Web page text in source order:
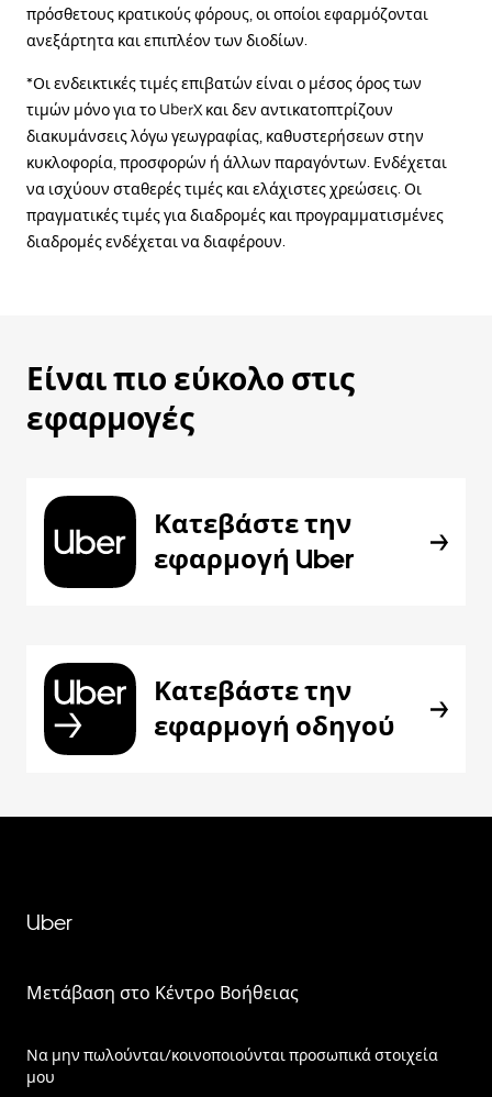
πρόσθετους κρατικούς φόρους, οι οποίοι εφαρμόζονται
ανεξάρτητα και επιπλέον των διοδίων.
*Οι ενδεικτικές τιμές επιβατών είναι ο μέσος όρος των
τιμών μόνο για το UberX και δεν αντικατοπτρίζουν
διακυμάνσεις λόγω γεωγραφίας, καθυστερήσεων στην
κυκλοφορία, προσφορών ή άλλων παραγόντων. Ενδέχεται
να ισχύουν σταθερές τιμές και ελάχιστες χρεώσεις. Οι
πραγματικές τιμές για διαδρομές και προγραμματισμένες
διαδρομές ενδέχεται να διαφέρουν.
Είναι πιο εύκολο στις
εφαρμογές
Κατεβάστε την
εφαρμογή Uber
Κατεβάστε την
εφαρμογή οδηγού
Uber
Μετάβαση στο Κέντρο Βοήθειας
Να μην πωλούνται/κοινοποιούνται προσωπικά στοιχεία
μου